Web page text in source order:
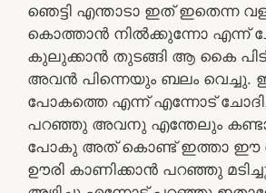
ഞെട്ടി എന്താടാ ഇത് ഇതെന്ന
കൊത്താൻ നിൽക്കുന്നോ എന്ന്
കുലുക്കാൻ തുടങ്ങി ആ കൈ
അവൻ പിന്നെയും ബലം വെച്ചു.
പോകത്തെ എന്ന് എന്നോട്
പറഞ്ഞു അവനു എന്തേലും
പോകു അത് കൊണ്ട് ഇത്താ ഈ
ഊരി കാണിക്കാൻ പറഞ്ഞു